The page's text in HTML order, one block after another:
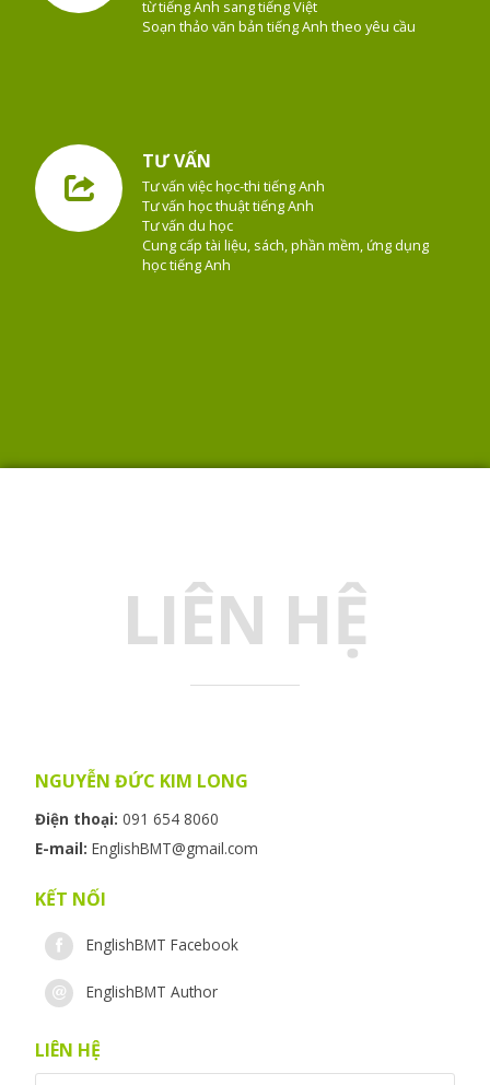
từ tiếng Anh sang tiếng Việt
Soạn thảo văn bản tiếng Anh theo yêu cầu
TƯ VẤN
Tư vấn việc học-thi tiếng Anh
Tư vấn học thuật tiếng Anh
Tư vấn du học
Cung cấp tài liệu, sách, phần mềm, ứng dụng
học tiếng Anh
LIÊN HỆ
NGUYỄN ĐỨC KIM LONG
Điện thoại: 091 654 8060
E-mail: EnglishBMT@gmail.com
KẾT NỐI
EnglishBMT Facebook
EnglishBMT Author
LIÊN HỆ